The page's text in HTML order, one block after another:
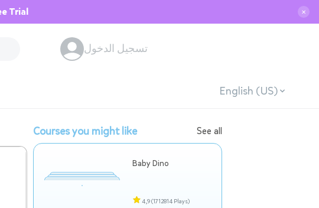
Trial ✕
تسجيل الدخول
English (US)
Courses you might like See all
Baby Dino
4,9(1712814 Plays)